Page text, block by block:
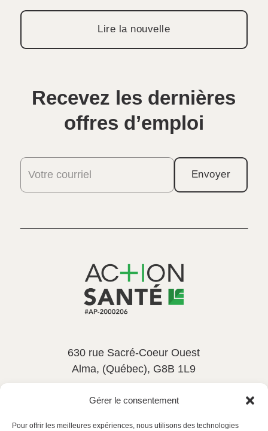
Gérer le consentement
Pour offrir les meilleures expériences, nous utilisons des technologies
Lire la nouvelle
Recevez les dernières
offres d’emploi
Votre courriel Envoyer
630 rue Sacré-Coeur Ouest
Alma, (Québec), G8B 1L9
581-533-6545 poste 114
rh@actionsantelc.com